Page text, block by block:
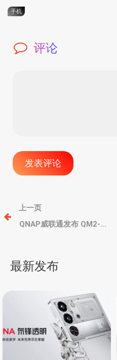
手机
评论
文
章
航
上一页
QNAP威联通发布 QM2-
最新发布